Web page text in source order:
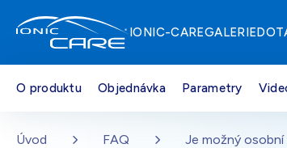
IONIC-CAREGALERIE
O produktu Objednávka Parametry
Úvod FAQ Je možný osobní
Stříbrná